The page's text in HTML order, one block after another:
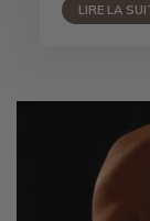
LIRE LA